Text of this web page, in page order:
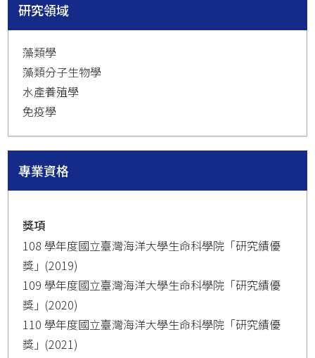
研究領域
藻類學
藻類分子生物學
水產養殖學
免疫學
專業資格
獎項
108 學年度國立臺灣海洋大學生命科學院「研究績優
獎」(2019)
109 學年度國立臺灣海洋大學生命科學院「研究績優
獎」(2020)
110 學年度國立臺灣海洋大學生命科學院「研究績優
獎」(2021)